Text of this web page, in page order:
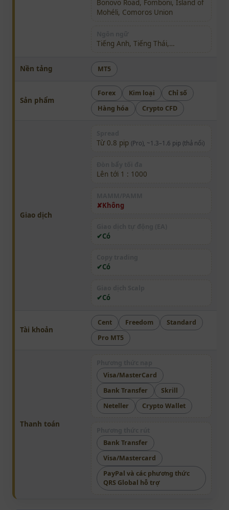
Bonovo Road, Fomboni, Island of
Mohéli, Comoros Union
Tiếng Anh, Tiếng Thái,…
Nền tảng MT5
Sản phẩm
Forex Kim loại
Chỉ số
Hàng hóa
Crypto CFD
Giao dịch
Từ 0.8 pip (Pro), ~1.3–1.6 pip (thả nổi)
Lên tới 1 : 1000
Không
Có
Có
Có
Tài khoản
Cent Freedom
Standard
Pro MT5
Thanh toán
Visa/MasterCard
Bank Transfer
Skrill
Neteller
Crypto Wallet
Bank Transfer
Visa/Mastercard
PayPal và các phương thức
QRS Global hỗ trợ